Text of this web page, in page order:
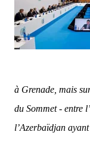
à Grenade, mais
du Sommet - entre
l’Azerbaïdjan